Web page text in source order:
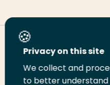
Deel deze pagina
Privacy on this site
We collect and
to better understand